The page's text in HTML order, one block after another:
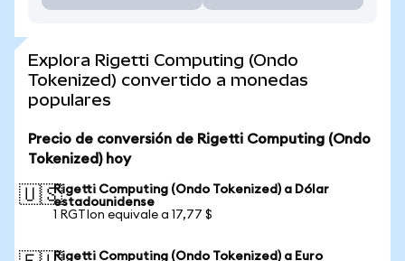
Explora Rigetti Computing (Ondo
Tokenized) convertido a monedas
populares
Precio de conversión de Rigetti Computing (Ondo
Tokenized) hoy
🇺🇸Rigetti Computing (Ondo Tokenized) a Dólar
estadounidense
1 RGTIon equivale a 17,77 $
Rigetti Computing (Ondo Tokenized) a Euro